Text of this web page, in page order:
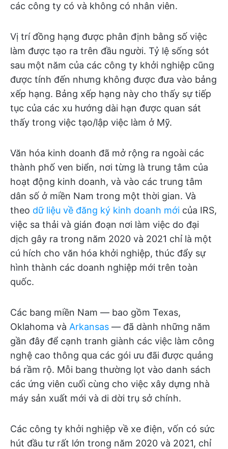
các công ty có và không có nhân viên.
Vị trí đồng hạng được phân định bằng số việc
làm được tạo ra trên đầu người. Tỷ lệ sống sót
sau một năm của các công ty khởi nghiệp cũng
được tính đến nhưng không được đưa vào bảng
xếp hạng. Bảng xếp hạng này cho thấy sự tiếp
tục của các xu hướng dài hạn được quan sát
thấy trong việc tạo/lập việc làm ở Mỹ.
Văn hóa kinh doanh đã mở rộng ra ngoài các
thành phố ven biển, nơi từng là trung tâm của
hoạt động kinh doanh, và vào các trung tâm
dân số ở miền Nam trong một thời gian. Và
theo dữ liệu về đăng ký kinh doanh mới của IRS,
việc sa thải và gián đoạn nơi làm việc do đại
dịch gây ra trong năm 2020 và 2021 chỉ là một
cú hích cho văn hóa khởi nghiệp, thúc đẩy sự
hình thành các doanh nghiệp mới trên toàn
quốc.
Các bang miền Nam — bao gồm Texas,
Oklahoma và Arkansas — đã dành những năm
gần đây để cạnh tranh giành các việc làm công
nghệ cao thông qua các gói ưu đãi được quảng
bá rầm rộ. Mỗi bang thường lọt vào danh sách
các ứng viên cuối cùng cho việc xây dựng nhà
máy sản xuất mới và di dời trụ sở chính.
Các công ty khởi nghiệp về xe điện, vốn có sức
hút đầu tư rất lớn trong năm 2020 và 2021, chỉ